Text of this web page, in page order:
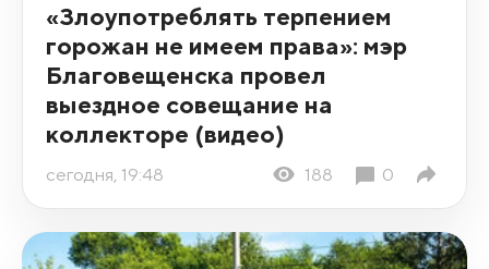
«Злоупотреблять терпением
горожан не имеем права»: мэр
Благовещенска провел
выездное совещание на
коллекторе (видео)
сегодня, 19:48 188 0